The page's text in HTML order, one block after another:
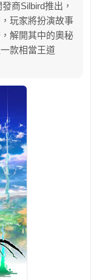
商Silbird推出，
玩家將扮演故事
解開其中的奧秘
款相當王道